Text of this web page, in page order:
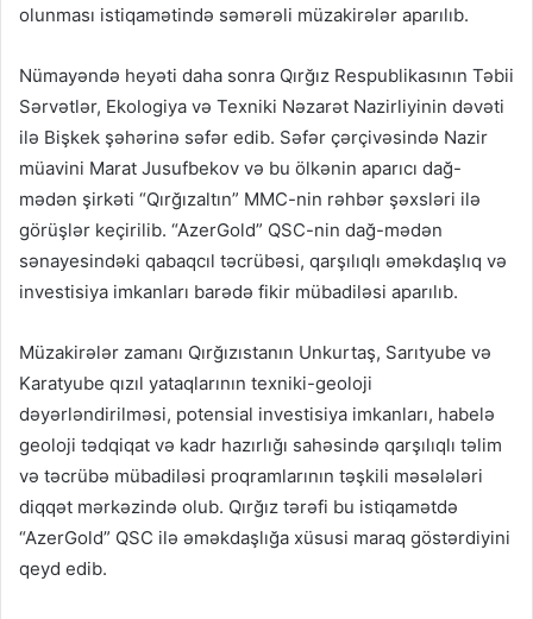
olunması istiqamətində səmərəli müzakirələr aparılıb.
Nümayəndə heyəti daha sonra Qırğız Respublikasının Təbii
Sərvətlər, Ekologiya və Texniki Nəzarət Nazirliyinin dəvəti
ilə Bişkek şəhərinə səfər edib. Səfər çərçivəsində Nazir
müavini Marat Jusufbekov və bu ölkənin aparıcı dağ-
mədən şirkəti “Qırğızaltın” MMC-nin rəhbər şəxsləri ilə
görüşlər keçirilib. “AzerGold” QSC-nin dağ-mədən
sənayesindəki qabaqcıl təcrübəsi, qarşılıqlı əməkdaşlıq və
investisiya imkanları barədə fikir mübadiləsi aparılıb.
Müzakirələr zamanı Qırğızıstanın Unkurtaş, Sarıtyube və
Karatyube qızıl yataqlarının texniki-geoloji
dəyərləndirilməsi, potensial investisiya imkanları, habelə
geoloji tədqiqat və kadr hazırlığı sahəsində qarşılıqlı təlim
və təcrübə mübadiləsi proqramlarının təşkili məsələləri
diqqət mərkəzində olub. Qırğız tərəfi bu istiqamətdə
“AzerGold” QSC ilə əməkdaşlığa xüsusi maraq göstərdiyini
qeyd edib.